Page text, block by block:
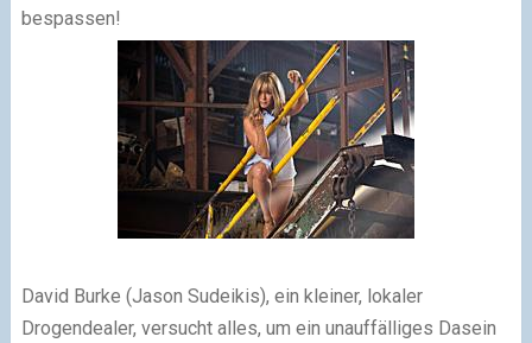
bespassen!
David Burke (Jason Sudeikis), ein kleiner, lokaler
Drogendealer, versucht alles, um ein unauffälliges Dasein